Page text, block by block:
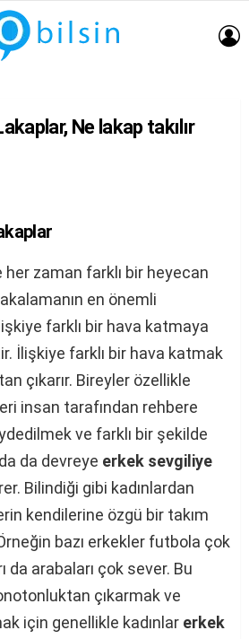
Ne lakap takılır
zaman farklı bir heyecan
en önemli
farklı bir hava katmaya
İlişkiye farklı bir hava katmak
çıkarır. Bireyler özellikle
insan tarafından rehbere
ve farklı bir şekilde
da devreye erkek sevgiliye
Bilindiği gibi kadınlardan
kendilerine özgü bir takım
bazı erkekler futbola çok
da arabaları çok sever. Bu
çıkarmak ve
için genellikle kadınlar erkek